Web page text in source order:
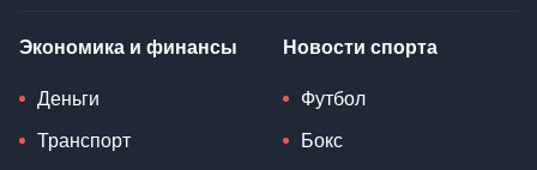
Экономика и финансы
Деньги
Транспорт
Новости спорта
Футбол
Бокс